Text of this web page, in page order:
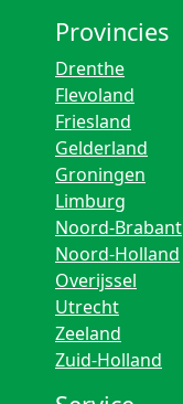
Provincies
Drenthe
Flevoland
Friesland
Gelderland
Groningen
Limburg
Noord-Brabant
Noord-Holland
Overijssel
Utrecht
Zeeland
Zuid-Holland